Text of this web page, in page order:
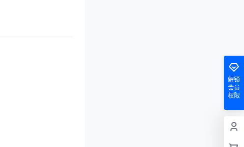
解锁
会员
权限